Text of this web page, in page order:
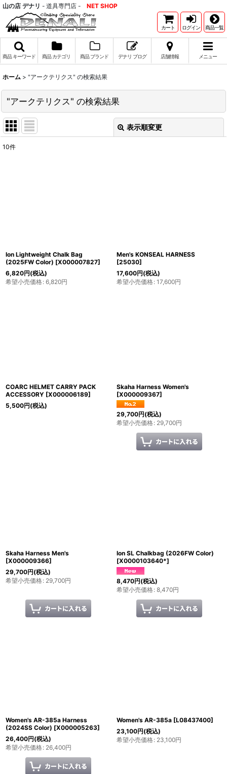
山の店 デナリ - 道具専門店 - NET SHOP
カート ログイン 商品一覧
商品 キーワード 商品 カテゴリ 商品 ブランド デナリ ブログ 店舗情報 メニュー
ホーム > "アークテリクス" の検索結果
"アークテリクス" の検索結果
表示順変更
商品検索(キーワード検索)
10件
Ion Lightweight Chalk Bag
(2025FW Color) [X000007827]
6,820円(税込)
希望小売価格: 6,820円
Men's KONSEAL HARNESS
[25030]
17,600円(税込)
希望小売価格: 17,600円
COARC HELMET CARRY PACK
ACCESSORY [X000006189]
5,500円(税込)
Skaha Harness Women's
[X000009367]
29,700円(税込)
希望小売価格: 29,700円
Skaha Harness Men's
[X000009366]
29,700円(税込)
希望小売価格: 29,700円
Ion SL Chalkbag (2026FW Color)
[X0000103640*]
8,470円(税込)
希望小売価格: 8,470円
Women's AR-385a Harness
(2024SS Color) [X000005263]
26,400円(税込)
希望小売価格: 26,400円
Women's AR-385a [L08437400]
23,100円(税込)
希望小売価格: 23,100円